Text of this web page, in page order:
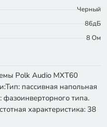
Черный
86дБ
8 Ом
Polk Audio MXT60
пассивная напольная
типа.
характеристика: 38